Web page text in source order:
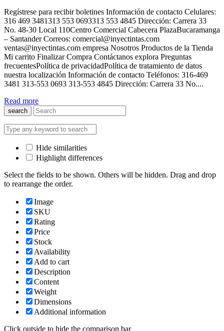
Regístrese para recibir boletines Información de contacto Celulares:
316 469 3481313 553 0693313 553 4845 Dirección: Carrera 33
No. 48-30 Local 110Centro Comercial Cabecera PlazaBucaramanga
– Santander Correos: comercial@inyectintas.com
ventas@inyectintas.com empresa Nosotros Productos de la Tienda
Mi carrito Finalizar Compra Contáctanos explora Preguntas
frecuentesPolítica de privacidadPolítica de tratamiento de datos
nuestra localización Información de contacto Teléfonos: 316-469
3481 313-553 0693 313-553 4845 Dirección: Carrera 33 No....
Read more
search
Hide similarities
Highlight differences
Select the fields to be shown. Others will be hidden. Drag and drop
to rearrange the order.
Image
SKU
Rating
Price
Stock
Availability
Add to cart
Description
Content
Weight
Dimensions
Additional information
Click outside to hide the comparison bar